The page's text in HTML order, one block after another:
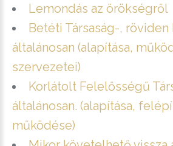
Lemondás az örökségről
Betéti Társaság-, röviden
általánosan (alapítása,
szervezetei)
Korlátolt Felelősségű
általánosan. (alapítása,
működése)